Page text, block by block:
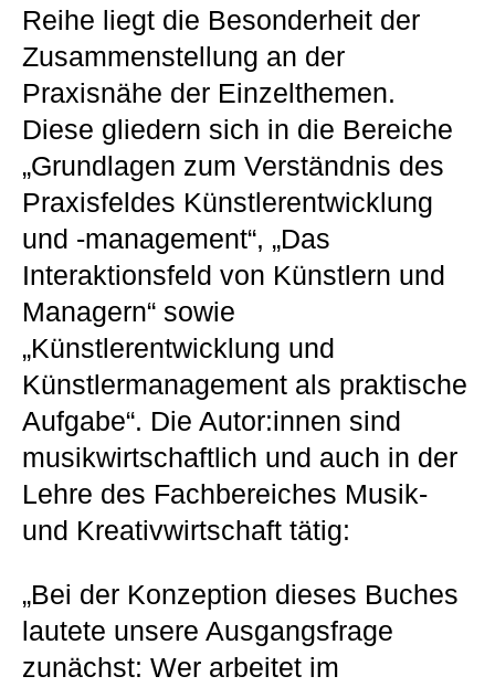
Reihe liegt die Besonderheit der
Zusammenstellung an der
Praxisnähe der Einzelthemen.
Diese gliedern sich in die Bereiche
„Grundlagen zum Verständnis des
Praxisfeldes Künstlerentwicklung
und -management“, „Das
Interaktionsfeld von Künstlern und
Managern“ sowie
„Künstlerentwicklung und
Künstlermanagement als praktische
Aufgabe“. Die Autor:innen sind
musikwirtschaftlich und auch in der
Lehre des Fachbereiches Musik-
und Kreativwirtschaft tätig:
„Bei der Konzeption dieses Buches
lautete unsere Ausgangsfrage
zunächst: Wer arbeitet im